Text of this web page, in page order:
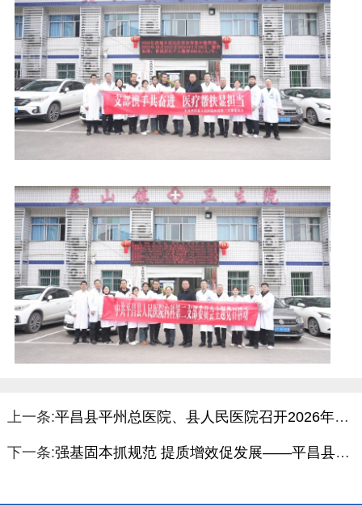
上一条:平昌县平州总医院、县人民医院召开2026年第一季度党风廉政建设暨行风整顿工作安排部署会
下一条:强基固本抓规范 提质增效促发展——平昌县平州总医院党委举办党务干部党建业务培训班